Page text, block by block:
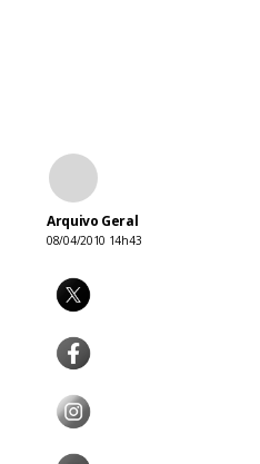
Arquivo Geral
08/04/2010 14h43